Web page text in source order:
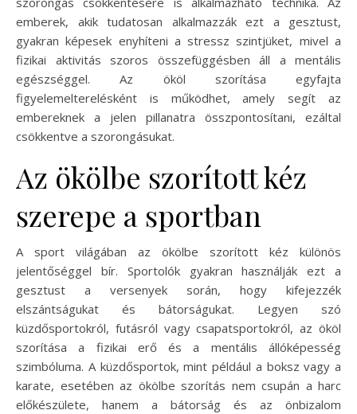
emberek, akik tudatosan alkalmazzák ezt a gesztust,
gyakran képesek enyhíteni a stressz szintjüket, mivel a
fizikai aktivitás szoros összefüggésben áll a mentális
egészséggel. Az ököl szorítása egyfajta
figyelemelterelésként is működhet, amely segít az
embereknek a jelen pillanatra összpontosítani, ezáltal
csökkentve a szorongásukat.
Az ökölbe szorított kéz
szerepe a sportban
A sport világában az ökölbe szorított kéz különös
jelentőséggel bír. Sportolók gyakran használják ezt a
gesztust a versenyek során, hogy kifejezzék
elszántságukat és bátorságukat. Legyen szó
küzdősportokról, futásról vagy csapatsportokról, az ököl
szorítása a fizikai erő és a mentális állóképesség
szimbóluma. A küzdősportok, mint például a boksz vagy a
karate, esetében az ökölbe szorítás nem csupán a harc
előkészülete, hanem a bátorság és az önbizalom